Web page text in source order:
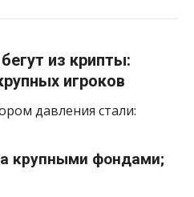
из крипты:
игроков
давления стали:
крупными фондами;